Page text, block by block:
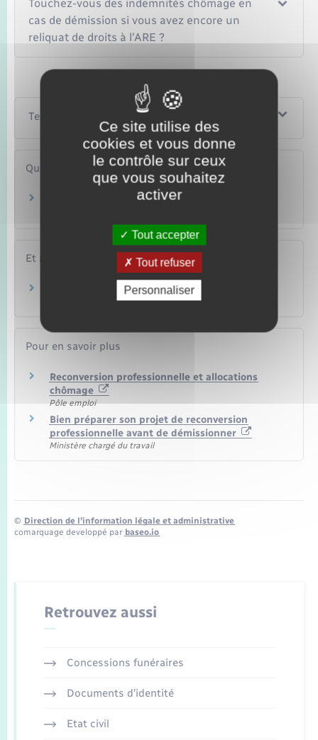
Touchez-vous des indemnités chômage en
cas de démission si vous avez encore un
reliquat de droits à l'ARE ?
Textes de référence
Questions ? Réponses !
Un ressortissant européen salarié en France a-
Et aussi
Pour un agent public
Travail – Formation
Pour en savoir plus
Reconversion professionnelle et allocations
chômage
Pôle emploi
Bien préparer son projet de reconversion
professionnelle avant de démissionner
Ministère chargé du travail
© Direction de l’information légale et administrative
comarquage developpé par baseo.io
Retrouvez aussi
Concessions funéraires
Documents d’identité
Etat civil
Ce site utilise des
cookies et vous donne
le contrôle sur ceux
que vous souhaitez
activer
Tout accepter
Tout refuser
Personnaliser